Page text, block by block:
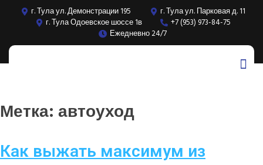
г. Тула ул. Демонстрации 195
г. Тула ул. Парковая д. 11
г. Тула Одоевское шоссе 1в
+7 (953) 973-84-75
Ежедневно 24/7
Метка: автоуход
Как выжать максимум из